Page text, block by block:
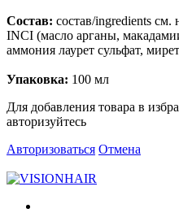
Состав: состав/ingredients см.
INCI (масло арганы,
аммония лаурет сульфат,
Упаковка: 100 мл
Для добавления товара в
авторизуйтесь
Авторизоваться Отмена